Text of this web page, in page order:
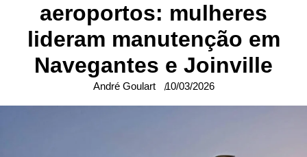
aeroportos: mulheres
lideram manutenção em
Navegantes e Joinville
André Goulart 10/03/2026